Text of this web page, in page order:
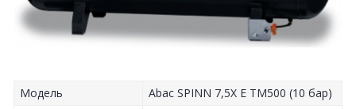
Модель
Abac SPINN 7,5X E TM500 (10 бар)